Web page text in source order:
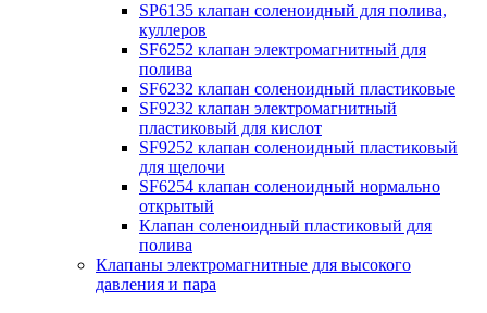
SP6135 клапан соленоидный для полива,
куллеров
SF6252 клапан электромагнитный для
полива
SF6232 клапан соленоидный пластиковые
SF9232 клапан электромагнитный
пластиковый для кислот
SF9252 клапан соленоидный пластиковый
для щелочи
SF6254 клапан соленоидный нормально
открытый
Клапан соленоидный пластиковый для
полива
Клапаны электромагнитные для высокого
давления и пара